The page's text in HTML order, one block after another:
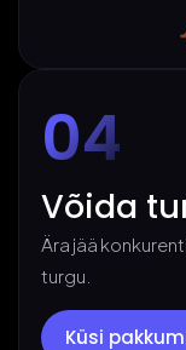
04
Võida
Ära jää
turgu.
Küsi